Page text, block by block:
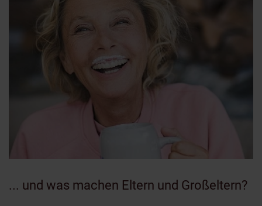
... und was machen Eltern und Großeltern?